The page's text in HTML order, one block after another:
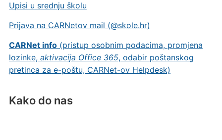
Upisi u srednju školu
Prijava na CARNetov mail (@skole.hr)
CARNet info(pristup osobnim podacima, promjena
lozinke, aktivacija Office 365, odabir poštanskog
pretinca za e-poštu, CARNet-ov Helpdesk)
Kako do nas